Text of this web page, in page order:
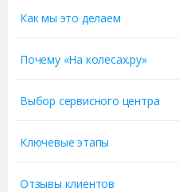
Как мы это делаем
Почему «На колесах.ру»
Выбор сервисного центра
Ключевые этапы
Отзывы клиентов